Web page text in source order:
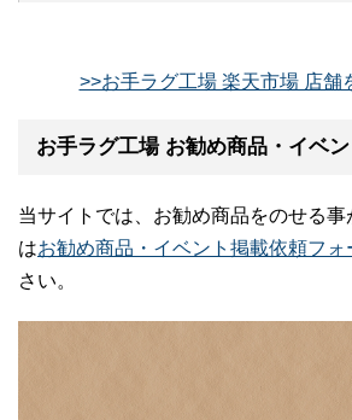
>>お手ラグ工場 楽天市場 店舗
お手ラグ工場 お勧め商品・イベ
当サイトでは、お勧め商品をのせる
はお勧め商品・イベント掲載依頼フォ
さい。